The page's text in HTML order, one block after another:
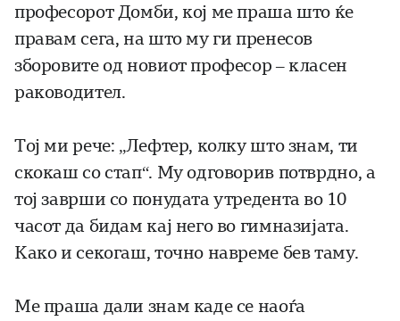
професорот Домби, кој ме праша што ќе
правам сега, на што му ги пренесов
зборовите од новиот професор – класен
раководител.
Тој ми рече: „Лефтер, колку што знам, ти
скокаш со стап“. Му одговорив потврдно, а
тој заврши со понудата утредента во 10
часот да бидам кај него во гимназијата.
Како и секогаш, точно навреме бев таму.
Ме праша дали знам каде се наоѓа